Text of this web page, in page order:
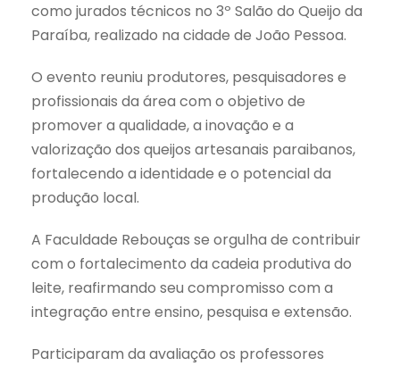
como jurados técnicos no 3º Salão do Queijo da
Paraíba, realizado na cidade de João Pessoa.
O evento reuniu produtores, pesquisadores e
profissionais da área com o objetivo de
promover a qualidade, a inovação e a
valorização dos queijos artesanais paraibanos,
fortalecendo a identidade e o potencial da
produção local.
A Faculdade Rebouças se orgulha de contribuir
com o fortalecimento da cadeia produtiva do
leite, reafirmando seu compromisso com a
integração entre ensino, pesquisa e extensão.
Participaram da avaliação os professores